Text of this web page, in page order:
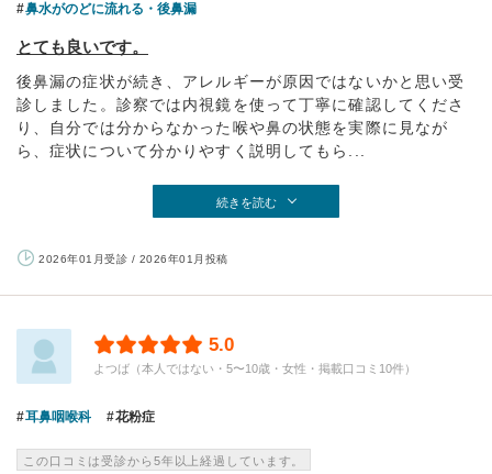
鼻水がのどに流れる・後鼻漏
とても良いです。
後鼻漏の症状が続き、アレルギーが原因ではないかと思い受
診しました。診察では内視鏡を使って丁寧に確認してくださ
り、自分では分からなかった喉や鼻の状態を実際に見なが
ら、症状について分かりやすく説明してもら...
続きを読む
2026年01月受診 / 2026年01月投稿
5.0
よつば（本人ではない・5〜10歳・女性・掲載口コミ10件）
耳鼻咽喉科 花粉症
この口コミは受診から5年以上経過しています。